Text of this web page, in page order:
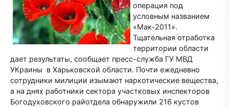
операция под
условным названием
«Мак-2011».
Тщательная отработка
территории области
дает результаты, сообщает пресс-служба ГУ МВД
УКраины в Харьковской области. Почти ежедневно
сотрудники милиции изымают наркотические вещества,
а на днях работники сектора участковых инспекторов
Богодуховского райотдела обнаружили 216 кустов